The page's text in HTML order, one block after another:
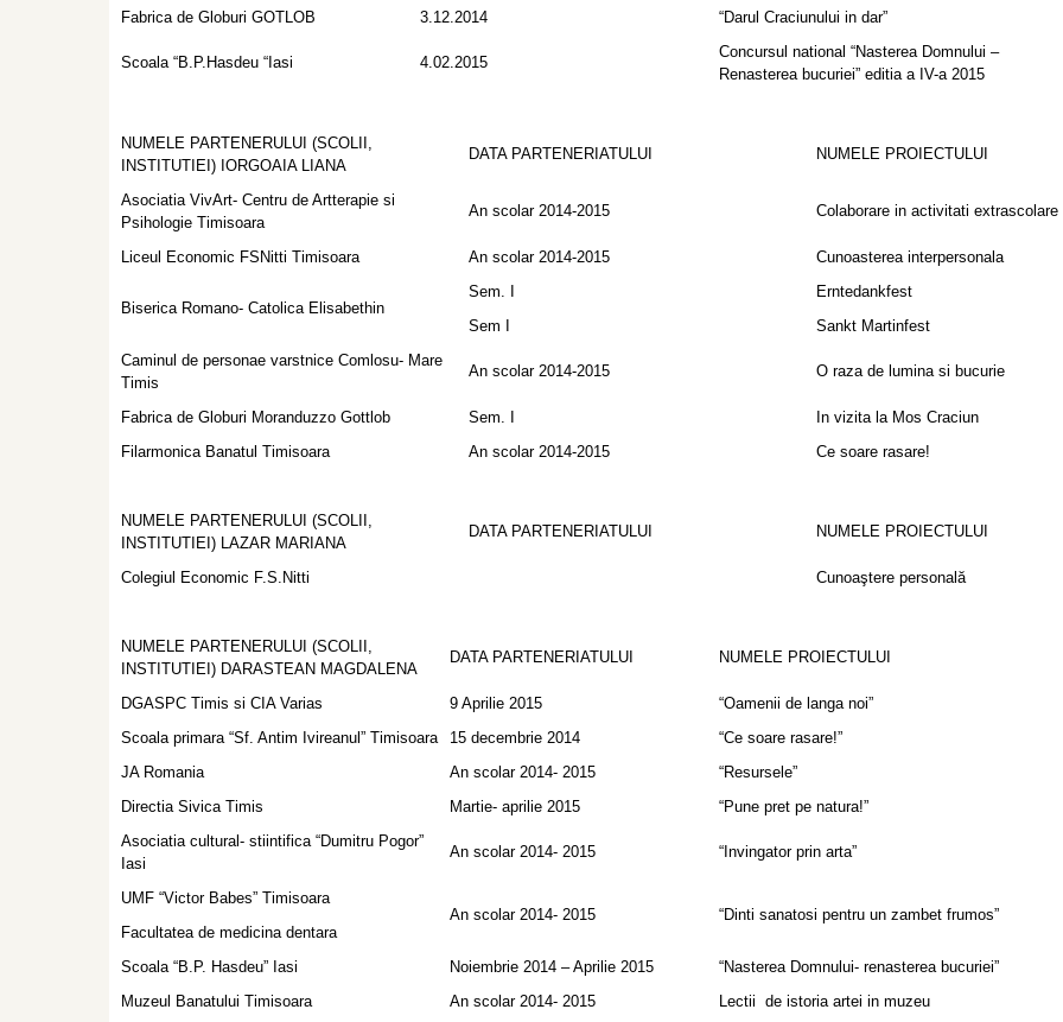
Fabrica de Globuri GOTLOB
3.12.2014 “Darul Craciunului in dar”
Scoala “B.P.Hasdeu “Iasi 4.02.2015
Concursul national “Nasterea Domnului –
Renasterea bucuriei” editia a IV-a 2015
NUMELE PARTENERULUI (SCOLII,
INSTITUTIEI) IORGOAIA LIANA
DATA PARTENERIATULUI NUMELE PROIECTULUI
Asociatia VivArt- Centru de Artterapie si
Psihologie Timisoara
An scolar 2014-2015 Colaborare in activitati extrascolare
Liceul Economic FSNitti Timisoara An scolar 2014-2015 Cunoasterea interpersonala
Biserica Romano- Catolica Elisabethin
Sem. I
Sem I
Erntedankfest
Sankt Martinfest
Caminul de personae varstnice Comlosu- Mare
Timis
An scolar 2014-2015 O raza de lumina si bucurie
Fabrica de Globuri Moranduzzo Gottlob Sem. I
In vizita la Mos Craciun
Filarmonica Banatul Timisoara
An scolar 2014-2015 Ce soare rasare!
NUMELE PARTENERULUI (SCOLII,
INSTITUTIEI) LAZAR MARIANA
DATA PARTENERIATULUI NUMELE PROIECTULUI
Colegiul Economic F.S.Nitti Cunoaştere personală
NUMELE PARTENERULUI (SCOLII,
INSTITUTIEI) DARASTEAN MAGDALENA
DATA PARTENERIATULUI NUMELE PROIECTULUI
DGASPC Timis si CIA Varias 9 Aprilie 2015
“Oamenii de langa noi”
Scoala primara “Sf. Antim Ivireanul” Timisoara
15 decembrie 2014
“Ce soare rasare!”
JA Romania
An scolar 2014- 2015
“Resursele”
Directia Sivica Timis
Martie- aprilie 2015
“Pune pret pe natura!”
Asociatia cultural- stiintifica “Dumitru Pogor”
Iasi
An scolar 2014- 2015 “Invingator prin arta”
UMF “Victor Babes” Timisoara
Facultatea de medicina dentara
An scolar 2014- 2015 “Dinti sanatosi pentru un zambet frumos”
Scoala “B.P. Hasdeu” Iasi Noiembrie 2014 – Aprilie 2015
“Nasterea Domnului- renasterea bucuriei”
Muzeul Banatului Timisoara
An scolar 2014- 2015 Lectii de istoria artei in muzeu